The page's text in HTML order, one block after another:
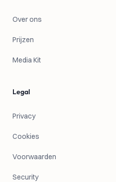
Over ons
Prijzen
Media Kit
Legal
Privacy
Cookies
Voorwaarden
Security